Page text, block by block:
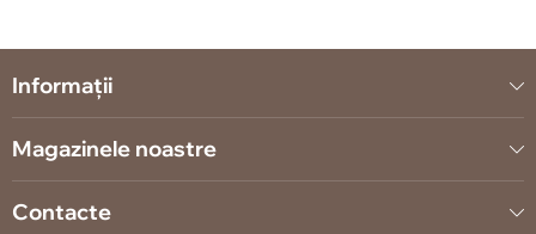
Informații
Magazinele noastre
Contacte